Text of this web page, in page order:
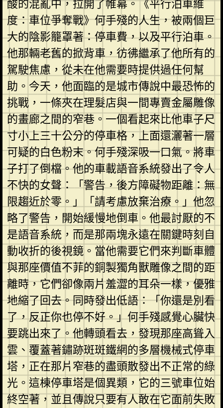
酸的混亂中，拉開了帷幕。《平行泊車維
度：車位爭奪戰》何手殘的人生，被兩個巨
大的陰影籠罩著：停車費，以及平行泊車。
他那輛老舊的掀背車，彷彿繼承了他所有的
駕駛焦慮，從未在他需要時提供過任何幫
助。今天，他面臨的是城市傳說中最恐怖的
挑戰，一條夾在理髮店與一間專賣金屬雕像
的畫廊之間的窄巷。一個看起來比他車子尺
寸小上三十公分的停車格，上面還灑著一層
可疑的白色粉末。何手殘深吸一口氣。將車
子打了倒檔。他的車載語音系統發出了令人
不快的女聲：「警告，後方障礙物距離：無
限趨近於零。」「請考慮放棄治療。」他忽
略了警告，開始緩慢地倒車。他最討厭的不
是語音系統，而是那兩塊永遠在關鍵時刻自
動收折的後視鏡。當他需要它們來判斷車體
與那座價值不菲的銅製獨角獸雕像之間的距
離時，它們卻像兩片羞澀的耳朵一樣，優雅
地縮了回去。同時發出低語：「你還是別看
了，反正你也停不好。」何手殘感覺心臟快
要跳出來了。他轉頭看去，發現那座高聳入
雲、覆蓋著鏽跡斑斑鐵網的多層機械式停車
塔，正在那片窄巷的盡頭散發出不正常的綠
光。這棟停車塔是個異類，它的三號車位始
終空著，並且傳說只要有人敢在它面前失敗